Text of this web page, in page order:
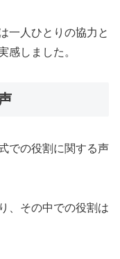
一人ひとりの協力と
感しました。
での役割に関する声
、その中での役割は